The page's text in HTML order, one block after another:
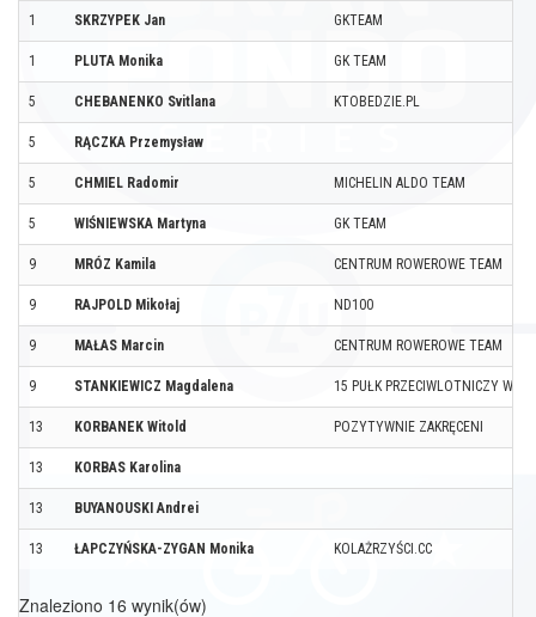
1 SKRZYPEK Jan GKTEAM
1 PLUTA Monika GK TEAM
5 CHEBANENKO Svitlana KTOBEDZIE.PL
5 RĄCZKA Przemysław
5 CHMIEL Radomir MICHELIN ALDO TEAM
5 WIŚNIEWSKA Martyna GK TEAM
9 MRÓZ Kamila CENTRUM ROWEROWE TEAM
9 RAJPOLD Mikołaj ND100
9 MAŁAS Marcin CENTRUM ROWEROWE TEAM
9 STANKIEWICZ Magdalena 15 PUŁK PRZECIWLOTNICZY W
13 KORBANEK Witold POZYTYWNIE ZAKRĘCENI
13 KORBAS Karolina
13 BUYANOUSKI Andrei
13 ŁAPCZYŃSKA-ZYGAN Monika KOLAŻRZYŚCI.CC
Znaleziono 16 wynik(ów)